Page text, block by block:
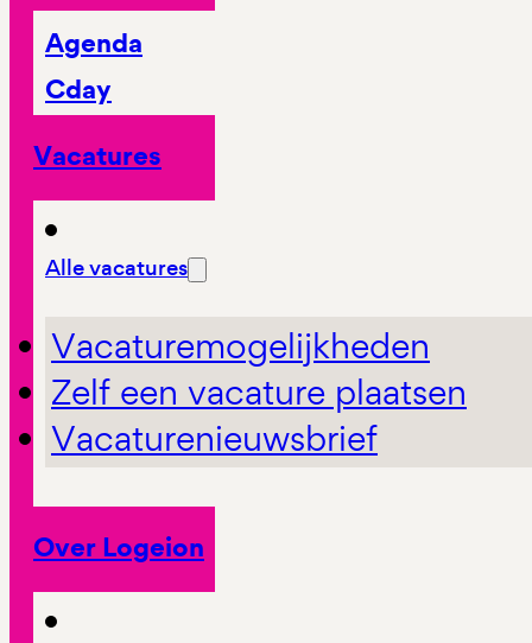
Agenda
Cday
Vacatures
Alle vacatures
Vacaturemogelijkheden
Zelf een vacature plaatsen
Vacaturenieuwsbrief
Over Logeion